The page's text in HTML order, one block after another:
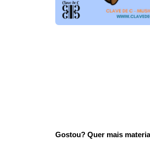
Gostou? Quer mais